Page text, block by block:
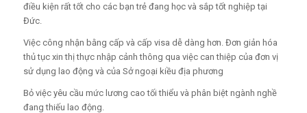
điều kiện rất tốt cho các bạn trẻ đang học và sắp tốt nghiệp tại
Đức.
Việc công nhận bằng cấp và cấp visa dễ dàng hơn. Đơn giản hóa
thủ tục xin thị thực nhập cảnh thông qua việc can thiệp của đơn vị
sử dụng lao động và của Sở ngoại kiều địa phương
Bỏ việc yêu cầu mức lương cao tối thiểu và phân biệt ngành nghề
đang thiếu lao động.